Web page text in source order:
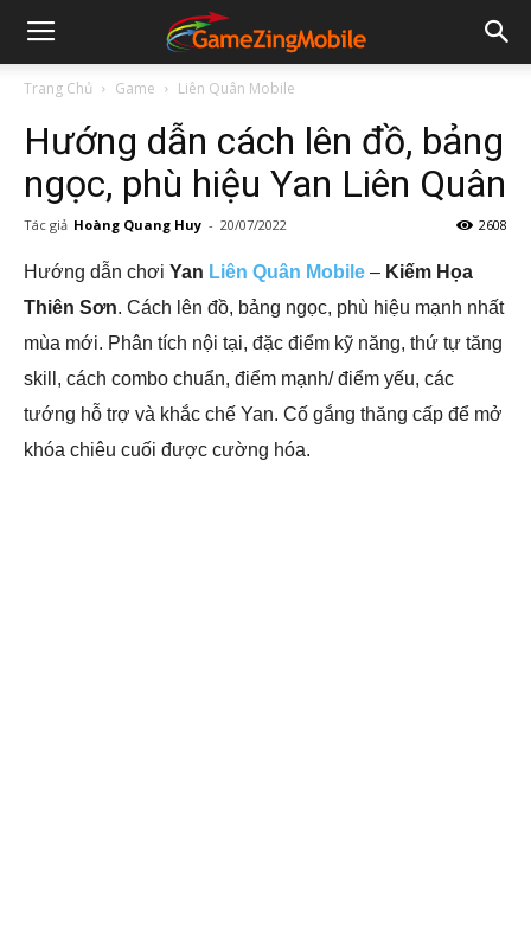
Trang Chủ Game Liên Quân Mobile
Hướng dẫn cách lên đồ, bảng
ngọc, phù hiệu Yan Liên Quân
Tác giả Hoàng Quang Huy - 20/07/2022 2608
Hướng dẫn chơi Yan Liên Quân Mobile – Kiếm Họa
Thiên Sơn. Cách lên đồ, bảng ngọc, phù hiệu mạnh nhất
mùa mới. Phân tích nội tại, đặc điểm kỹ năng, thứ tự tăng
skill, cách combo chuẩn, điểm mạnh/ điểm yếu, các
tướng hỗ trợ và khắc chế Yan. Cố gắng thăng cấp để mở
khóa chiêu cuối được cường hóa.